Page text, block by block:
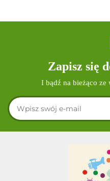
Zapisz się
I bądź na bieżąco